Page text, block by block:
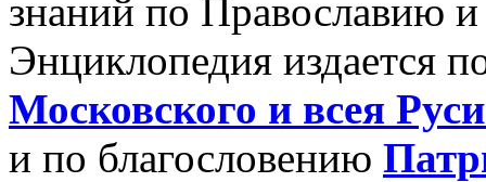
знаний по Православию
Энциклопедия издается
Московского и всея
и по благословению